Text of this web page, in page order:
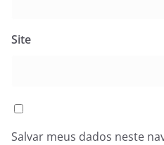
Site
Salvar meus dados neste